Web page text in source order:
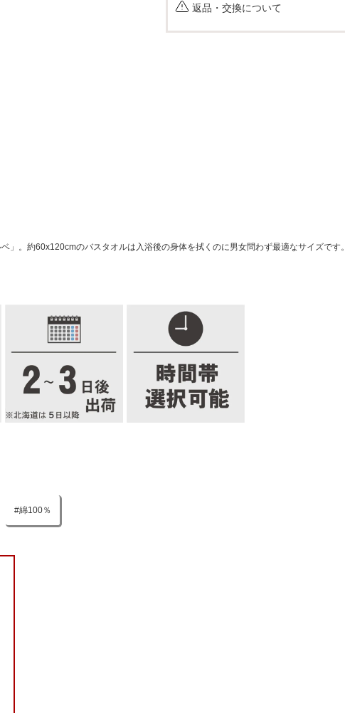
返品・交換について
」。約60x120cmのバスタオルは入浴後の身体を拭くのに男女問わず最適なサイズです。
綿100％